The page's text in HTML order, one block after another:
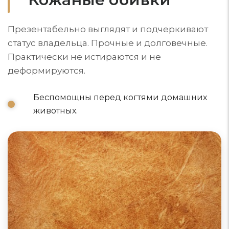
Презентабельно выглядят и подчеркивают
статус владельца. Прочные и долговечные.
Практически не истираются и не
деформируются.
Беспомощны перед когтями домашних
животных.
Диваны из натуральной кожи
Натуральный материал для обивки мягкой мебели
класса люкс. Красивая, гигиеничная, экологичная